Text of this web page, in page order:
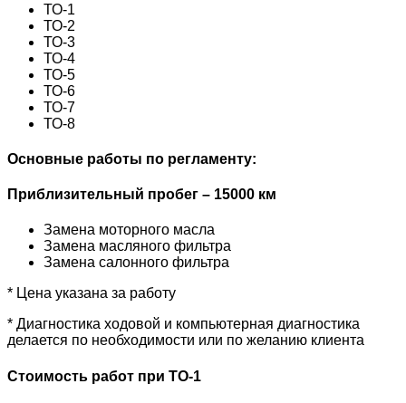
ТО-1
ТО-2
ТО-3
ТО-4
ТО-5
ТО-6
ТО-7
ТО-8
Основные работы по регламенту:
Приблизительный пробег – 15000 км
Замена моторного масла
Замена масляного фильтра
Замена салонного фильтра
* Цена указана за работу
* Диагностика ходовой и компьютерная диагностика
делается по необходимости или по желанию клиента
Стоимость работ при ТО-1